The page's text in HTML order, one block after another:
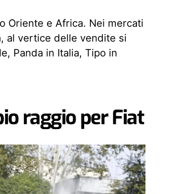
Oriente e Africa. Nei mercati
al vertice delle vendite si
Panda in Italia, Tipo in
raggio per Fiat